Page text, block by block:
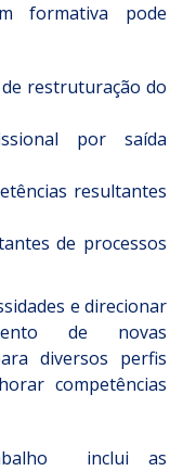
formativa pode
restruturação do
por saída
resultantes
de processos
e direcionar
de novas
diversos perfis
competências
inclui as